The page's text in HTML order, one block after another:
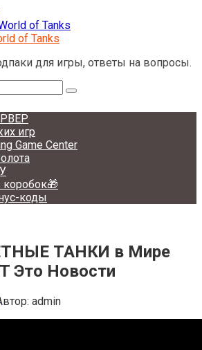
of Tanks
для игры, ответы на вопросы.
игр
Game Center
коды
ТАНКИ в Мире
Это Новости
admin